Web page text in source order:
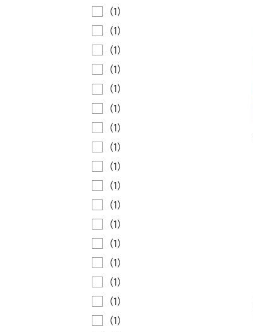
(1)
(1)
(1)
(1)
(1)
(1)
(1)
(1)
(1)
(1)
(1)
(1)
(1)
(1)
(1)
(1)
(1)